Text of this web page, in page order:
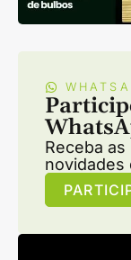
Receba
novidades